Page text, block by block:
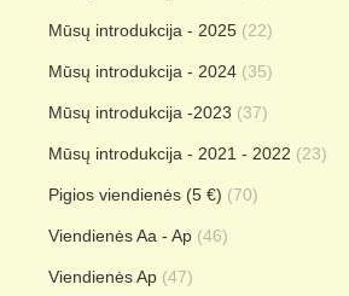
Mūsų introdukcija - 2025 (22)
Mūsų introdukcija - 2024 (35)
Mūsų introdukcija -2023 (37)
Mūsų introdukcija - 2021 - 2022 (23)
Pigios viendienės (5 €) (70)
Viendienės Aa - Ap (46)
Viendienės Ap (47)